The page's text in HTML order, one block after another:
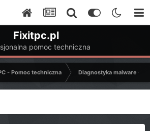
Fixitpc.pl
pomoc techniczna
- Pomoc techniczna Diagnostyka malware -